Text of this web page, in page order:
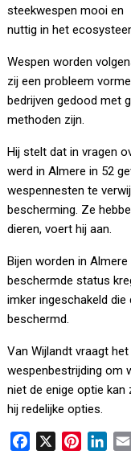
steekwespen mooi en
nuttig in het
Wespen worden
zij een probleem
bedrijven gedood met
methoden zijn.
Hij stelt dat in vragen
werd in Almere in 52
wespennesten te
bescherming. Ze
dieren, voert hij aan.
Bijen worden in
beschermde status
imker ingeschakeld
beschermd.
Van Wijlandt vraagt
wespenbestrijding om
niet de enige optie
hij redelijke opties.